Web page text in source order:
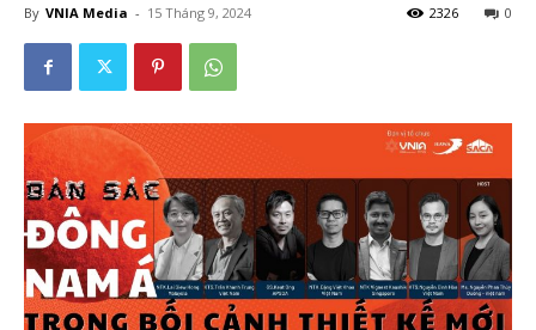
By VNIA Media - 15 Tháng 9, 2024 0
2326